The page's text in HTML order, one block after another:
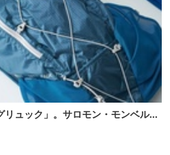
リュック」。サロモン・モンベル…